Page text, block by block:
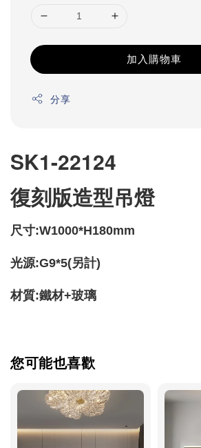
加入購物車
分享
SK1-22124
復刻版造型吊燈
尺寸:W1000*H180mm
光源:G9*5(另計)
材質:鐵材+玻璃
您可能也喜歡